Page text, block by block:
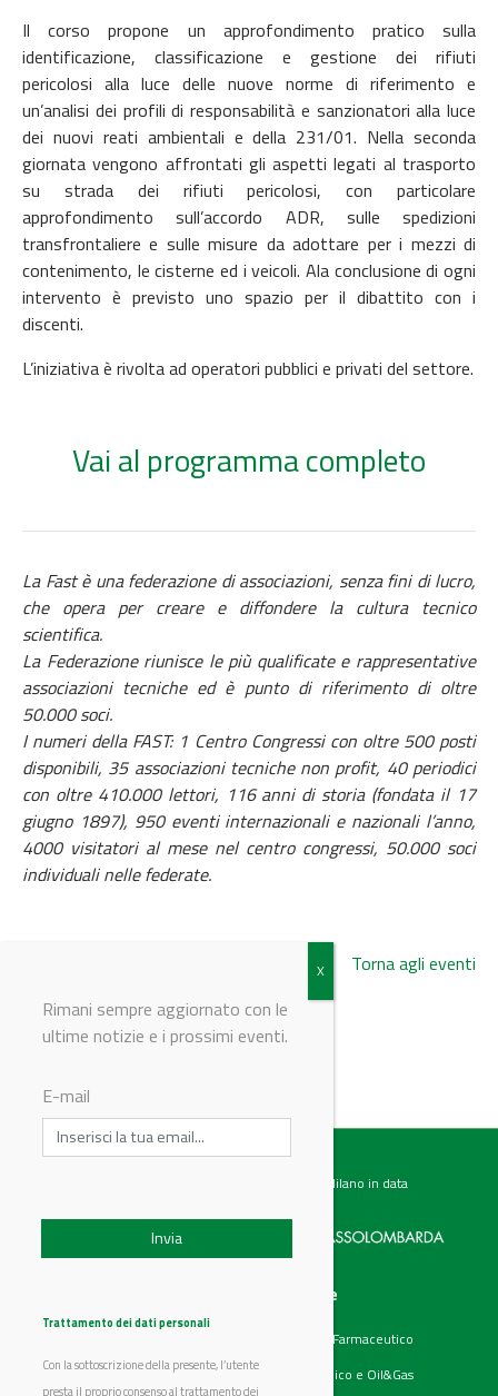
Il corso propone un approfondimento pratico sulla
identificazione, classificazione e gestione dei rifiuti
pericolosi alla luce delle nuove norme di riferimento e
un’analisi dei profili di responsabilità e sanzionatori alla luce
dei nuovi reati ambientali e della 231/01. Nella seconda
giornata vengono affrontati gli aspetti legati al trasporto
su strada dei rifiuti pericolosi, con particolare
approfondimento sull’accordo ADR, sulle spedizioni
transfrontaliere e sulle misure da adottare per i mezzi di
contenimento, le cisterne ed i veicoli. Ala conclusione di ogni
intervento è previsto uno spazio per il dibattito con i
discenti.
L’iniziativa è rivolta ad operatori pubblici e privati del settore.
Vai al programma completo
La Fast è una federazione di associazioni, senza fini di lucro,
che opera per creare e diffondere la cultura tecnico
scientifica.
La Federazione riunisce le più qualificate e rappresentative
associazioni tecniche ed è punto di riferimento di oltre
50.000 soci.
I numeri della FAST: 1 Centro Congressi con oltre 500 posti
disponibili, 35 associazioni tecniche non profit, 40 periodici
con oltre 410.000 lettori, 116 anni di storia (fondata il 17
giugno 1897), 950 eventi internazionali e nazionali l’anno,
4000 visitatori al mese nel centro congressi, 50.000 soci
individuali nelle federate.
Torna agli eventi
© Riproduzione riservata
Testata giornalistica registrata presso il Tribunale di Milano in data
Chi siamo
Prodotti
Aziende
Categorie
Chimico e Farmaceutico
Petrolchimico e Oil&Gas
Rimani sempre aggiornato con le
ultime notizie e i prossimi eventi.
E-mail
Trattamento dei dati personali
Con la sottoscrizione della presente, l’utente
presta il proprio consenso al trattamento dei